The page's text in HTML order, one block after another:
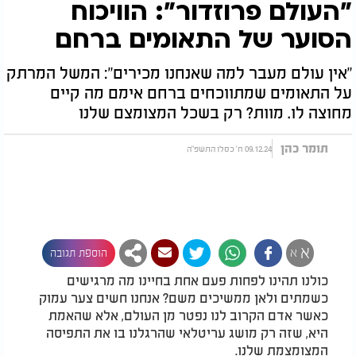
"העולם פרוזדור": הוויכוח
הסוער של התאומים ברחם
"אין עולם מעבר למה שאנחנו מכירים": המשל המרתק
על התאומים שמתווכחים ברחם אימם מה קיים
מחוצה לו. מוות? רק בשכל המצומצם שלנו
תומר כהן 09.12.24 ח' כסלו התשפ"ה
א א הוספת תגובה
כולנו תהינו לפחות פעם אחת בחיינו מה מרגישים
כשמתים ולאן ממשיכים משם? אנחנו חשים צער עמוק
כאשר אדם הקרוב לנו נפטר מן העולם, אלא שהאמת
היא, שזה רק מושג עריטלאי שהרגלנו בו את התפיסה
המצומצמת שלנו.